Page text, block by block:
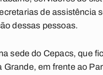
de assistência
dessas pessoas.
sede do Cepacs, que
Grande, em frente ao